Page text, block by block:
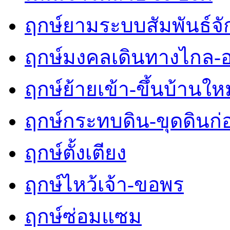
ฤกษ์ยามระบบสัมพันธ์จั
ฤกษ์มงคลเดินทางไกล-
ฤกษ์ย้ายเข้า-ขึ้นบ้านใ
ฤกษ์กระทบดิน-ขุดดินก่
ฤกษ์ตั้งเตียง
ฤกษ์ไหว้เจ้า-ขอพร
ฤกษ์ซ่อมแซม